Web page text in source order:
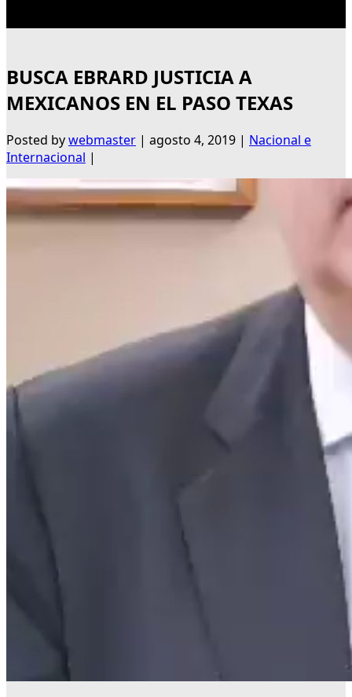
BUSCA EBRARD JUSTICIA A
MEXICANOS EN EL PASO TEXAS
Posted bywebmaster | agosto 4, 2019 | Nacional e
Internacional |